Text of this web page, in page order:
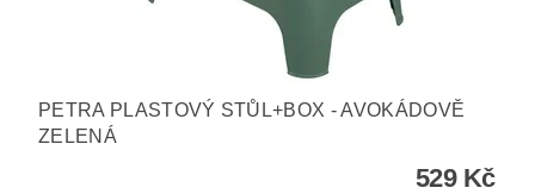
PETRA PLASTOVÝ STŮL+BOX - AVOKÁDOVĚ
ZELENÁ
529 Kč